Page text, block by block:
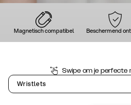
Magnetisch compatibel Beschermend
Swipe om je perfecte
Wristlets